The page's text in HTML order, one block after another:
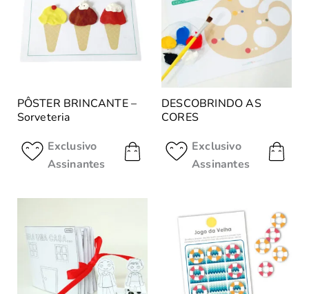
PÔSTER BRINCANTE –
Sorveteria
Exclusivo
Assinantes
DESCOBRINDO AS
CORES
Exclusivo
Assinantes